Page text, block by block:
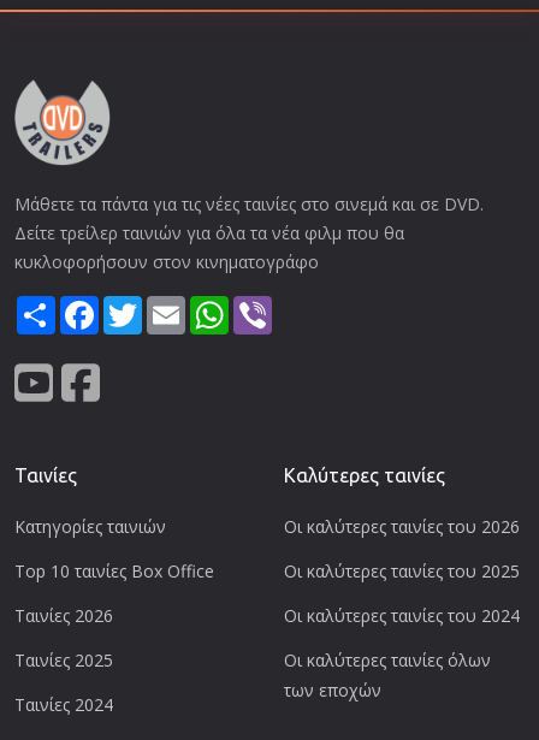
Μάθετε τα πάντα για τις νέες ταινίες στο σινεμά και σε DVD.
Δείτε τρείλερ ταινιών για όλα τα νέα φιλμ που θα
κυκλοφορήσουν στον κινηματογράφο
ShareFacebook
TwitterEmail WhatsApp
Ταινίες
Κατηγορίες ταινιών
Top 10 ταινίες Box Office
Ταινίες 2026
Ταινίες 2025
Ταινίες 2024
Καλύτερες ταινίες
Οι καλύτερες ταινίες του 2026
Οι καλύτερες ταινίες του 2025
Οι καλύτερες ταινίες του 2024
Οι καλύτερες ταινίες όλων
των εποχών